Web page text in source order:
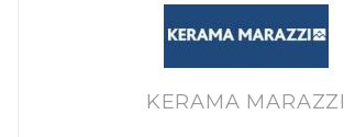
KERAMA MARAZZI